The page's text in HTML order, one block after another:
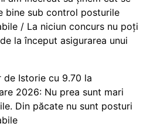
bine sub control posturile
/ La niciun concurs nu poți
la început asigurarea unui
de Istorie cu 9.70 la
2026: Nu prea sunt mari
Din păcate nu sunt posturi